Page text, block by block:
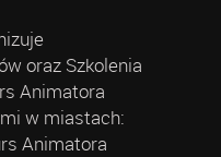
oraz Szkolenia
Animatora
w miastach:
Animatora